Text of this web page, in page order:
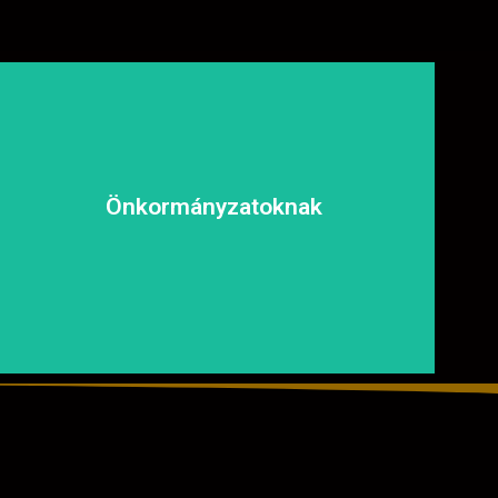
Önkormányzatoknak
tapasztalt csapatunkkal garantáljuk a hosszú távú
és fenntartható megoldásokat, hogy a közösség